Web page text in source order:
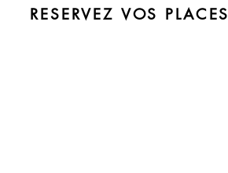
RESERVEZ VOS PLACES